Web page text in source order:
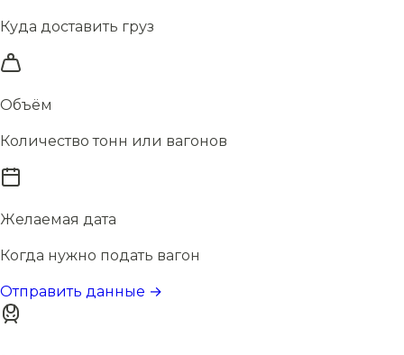
Куда доставить груз
Объём
Количество тонн или вагонов
Желаемая дата
Когда нужно подать вагон
Отправить данные →